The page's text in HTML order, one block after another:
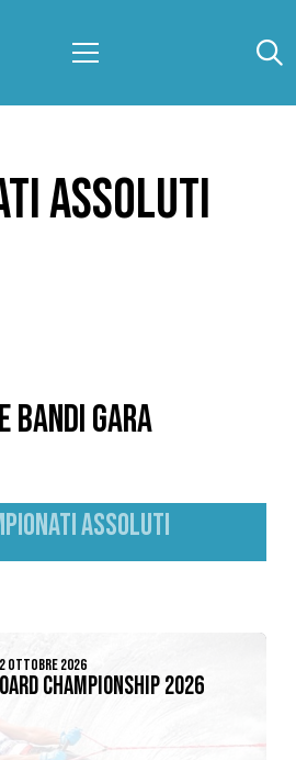
ASSOLUTI
BANDI GARA
ASSOLUTI
OTTOBRE 2026
CHAMPIONSHIP 2026